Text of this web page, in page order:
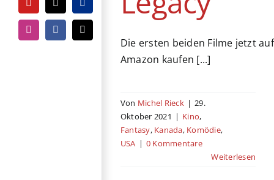
YouTubeTiktokPayPal
InstagramFacebook
E-
Mail
Die ersten beiden Filme jetzt auf
Amazon kaufen [...]
Von Michel Rieck | 29.
Oktober 2021 | Kino,
Fantasy, Kanada, Komödie,
USA | 0 Kommentare
Weiterlesen